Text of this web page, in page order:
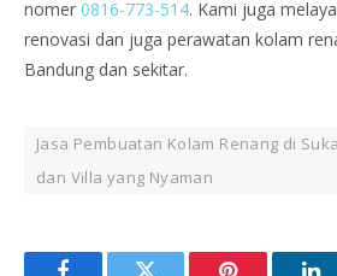
nomer 0816-773-514. Kami juga
renovasi dan juga perawatan kolam
Bandung dan sekitar.
Jasa Pembuatan Kolam Renang di
dan Villa yang Nyaman